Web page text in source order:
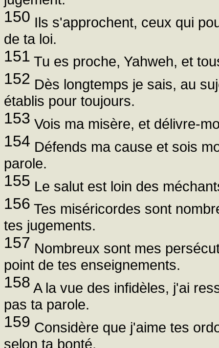
150 Ils s'approchent, ceux qui
de ta loi.
151 Tu es proche, Yahweh, et
152 Dès longtemps je sais, au
établis pour toujours.
153 Vois ma misère, et délivre-
154 Défends ma cause et sois
parole.
155 Le salut est loin des
156 Tes miséricordes sont
tes jugements.
157 Nombreux sont mes
point de tes enseignements.
158 A la vue des infidèles, j'ai
pas ta parole.
159 Considère que j'aime tes
selon ta bonté.